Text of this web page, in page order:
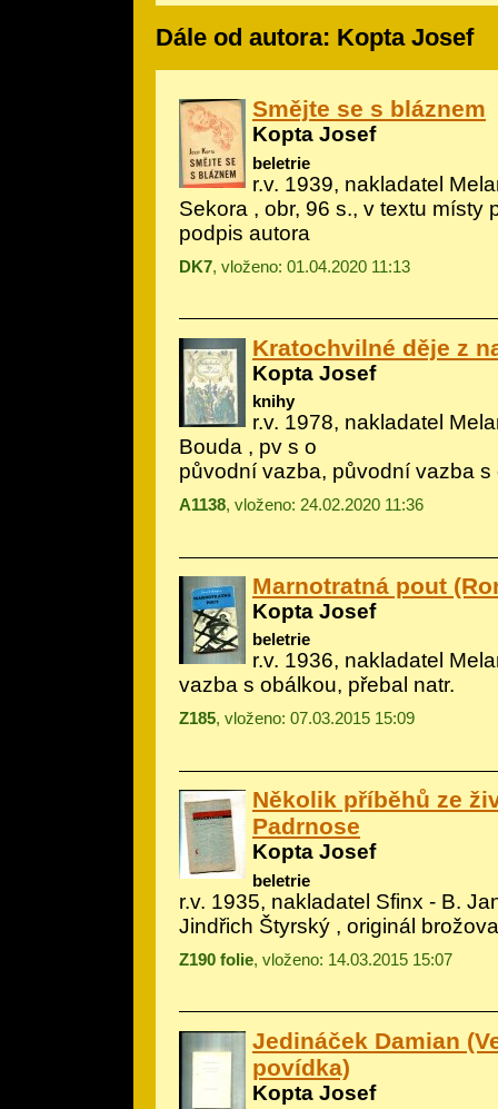
Dále od autora: Kopta Josef
Smějte se s bláznem
Kopta Josef
beletrie
r.v. 1939, nakladatel
Sekora , obr, 96 s., v textu místy
podpis autora
DK7, vloženo: 01.04.2020 11:13
Kratochvilné děje z
Kopta Josef
knihy
r.v. 1978, nakladatel
Bouda , pv s o
původní vazba, původní vazba s
A1138, vloženo: 24.02.2020 11:36
Marnotratná pout
Kopta Josef
beletrie
r.v. 1936, nakladatel
vazba s obálkou, přebal natr.
Z185, vloženo: 07.03.2015 15:09
Několik příběhů ze
Padrnose
Kopta Josef
beletrie
r.v. 1935, nakladatel Sfinx - B.
Jindřich Štyrský , originál
Z190 folie, vloženo: 14.03.2015 15:07
Jedináček Damian
povídka)
Kopta Josef